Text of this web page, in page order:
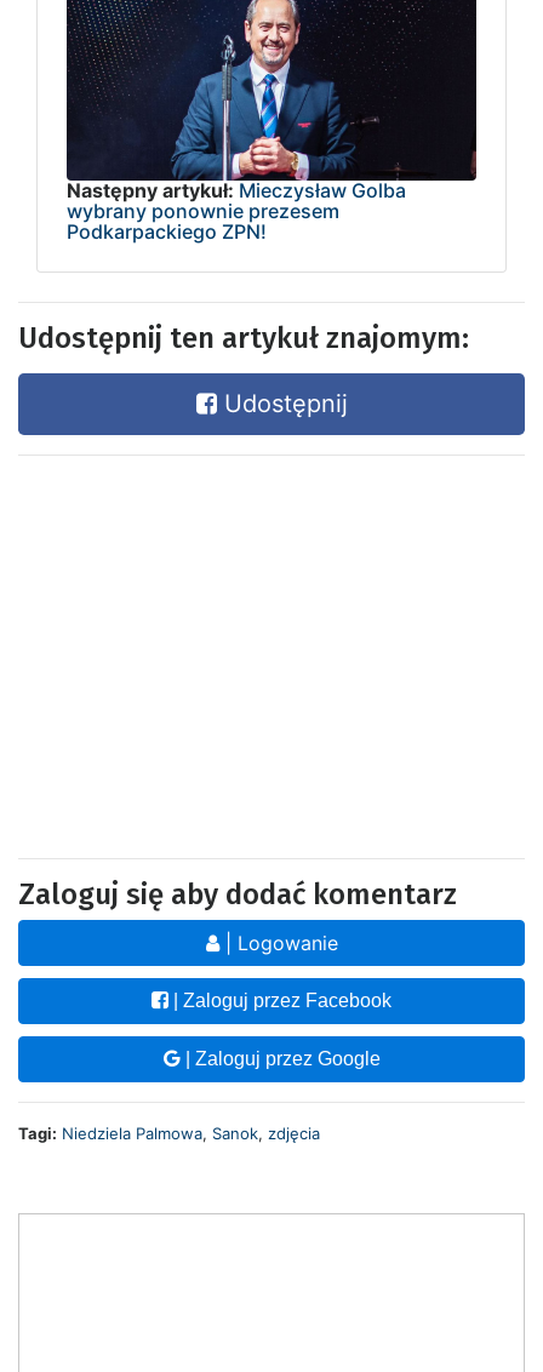
Następny artykuł: Mieczysław Golba
wybrany ponownie prezesem
Podkarpackiego ZPN!
Udostępnij ten artykuł znajomym:
Udostępnij
Zaloguj się aby dodać komentarz
| Logowanie
| Zaloguj przez Facebook
| Zaloguj przez Google
Tagi: Niedziela Palmowa, Sanok, zdjęcia